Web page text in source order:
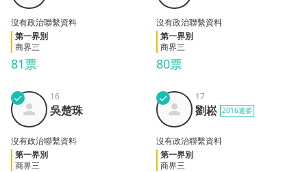
81票
沒有政治聯繫資料
第一界別
商界三
80票
沒有政治聯繫資料
第一界別
商界三
吳楚
珠
✓ 16
吳楚珠
沒有政治聯繫資料
第一界別
商界三
劉崧
✓ 17
劉崧 2016選委
沒有政治聯繫資料
第一界別
商界三